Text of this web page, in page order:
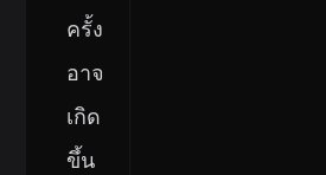
ครั้ง
อาจ
เกิด
ขึ้น